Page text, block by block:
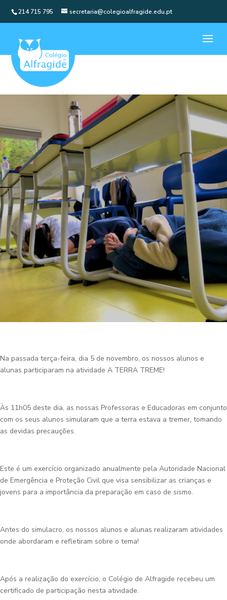
214 715 795 secretaria@colegioalfragide.edu.pt
Na passada terça-feira, dia 5 de novembro, os nossos alunos e
alunas participaram na atividade A TERRA TREME!
Às 11h05 deste dia, as nossas Professoras e Educadoras em conjunto
com os seus alunos simularam que a terra estava a tremer, tomando
as devidas precauções.
Este é um exercício organizado anualmente pela Autoridade Nacional
de Emergência e Proteção Civil que visa sensibilizar as crianças e
jovens para a importância da preparação em caso de sismo.
Antes do simulacro, os nossos alunos e alunas realizaram atividades
onde abordaram e refletiram sobre o tema!
Após a realização do exercício, o Colégio de Alfragide recebeu um
certificado de participação nesta atividade.